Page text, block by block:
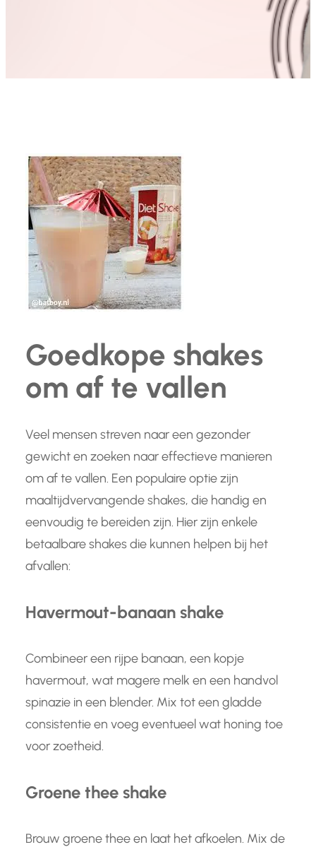
Goedkope shakes
om af te vallen
Veel mensen streven naar een gezonder
gewicht en zoeken naar effectieve manieren
om af te vallen. Een populaire optie zijn
maaltijdvervangende shakes, die handig en
eenvoudig te bereiden zijn. Hier zijn enkele
betaalbare shakes die kunnen helpen bij het
afvallen:
Havermout-banaan shake
Combineer een rijpe banaan, een kopje
havermout, wat magere melk en een handvol
spinazie in een blender. Mix tot een gladde
consistentie en voeg eventueel wat honing toe
voor zoetheid.
Groene thee shake
Brouw groene thee en laat het afkoelen. Mix de